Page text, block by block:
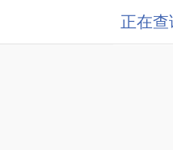
正在查